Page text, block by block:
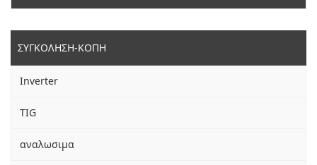
ΣΥΓΚΟΛΗΣΗ-ΚΟΠΗ
Inverter
TIG
αναλωσιμα